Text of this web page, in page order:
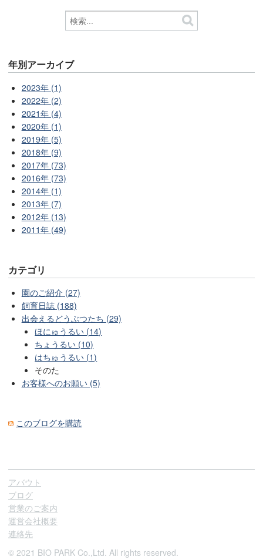
年別アーカイブ
2023年 (1)
2022年 (2)
2021年 (4)
2020年 (1)
2019年 (5)
2018年 (9)
2017年 (73)
2016年 (73)
2014年 (1)
2013年 (7)
2012年 (13)
2011年 (49)
カテゴリ
園のご紹介 (27)
飼育日誌 (188)
出会えるどうぶつたち (29)
ほにゅうるい (14)
ちょうるい (10)
はちゅうるい (1)
そのた
お客様へのお願い (5)
このブログを購読
アバウト
ブログ
営業のご案内
運営会社概要
連絡先
© 2021 BIO PARK Co.,Ltd. All rights reserved.